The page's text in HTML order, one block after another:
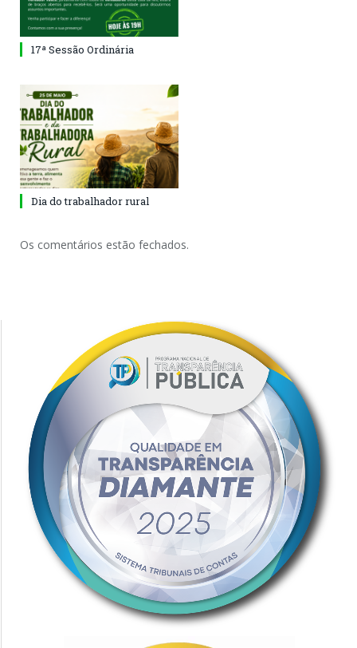
17ª Sessão Ordinária
Dia do trabalhador rural
Os comentários estão fechados.